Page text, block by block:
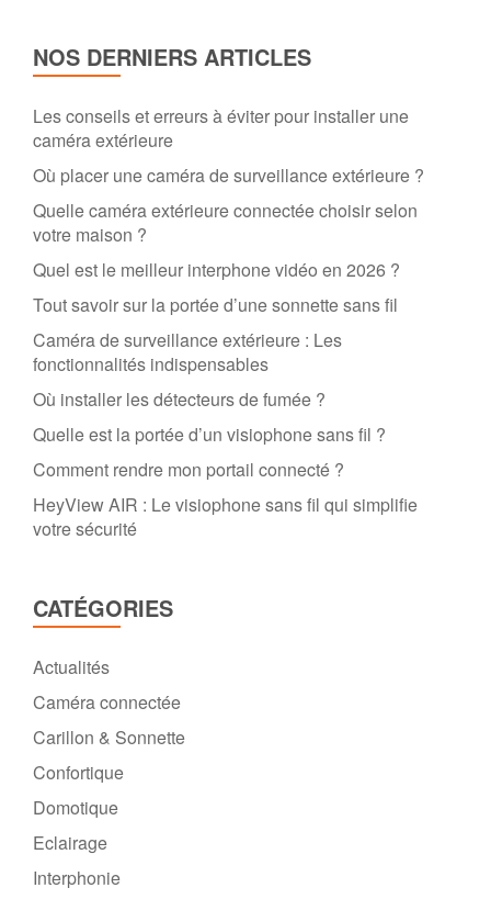
NOS DERNIERS ARTICLES
Les conseils et erreurs à éviter pour installer une
caméra extérieure
Où placer une caméra de surveillance extérieure ?
Quelle caméra extérieure connectée choisir selon
votre maison ?
Quel est le meilleur interphone vidéo en 2026 ?
Tout savoir sur la portée d’une sonnette sans fil
Caméra de surveillance extérieure : Les
fonctionnalités indispensables
Où installer les détecteurs de fumée ?
Quelle est la portée d’un visiophone sans fil ?
Comment rendre mon portail connecté ?
HeyView AIR : Le visiophone sans fil qui simplifie
votre sécurité
CATÉGORIES
Actualités
Caméra connectée
Carillon & Sonnette
Confortique
Domotique
Eclairage
Interphonie